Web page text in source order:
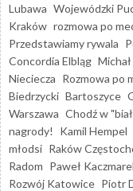
Lubawa Wojewódzki
Kraków rozmowa po
Przedstawiamy rywala
Concordia Elbląg
Nieciecza Rozmowa po
Biedrzycki Bartoszyce
Warszawa Chodź w
nagrody!
Kamil Hempel
młodsi Raków
Radom Paweł
Rozwój Katowice Piotr